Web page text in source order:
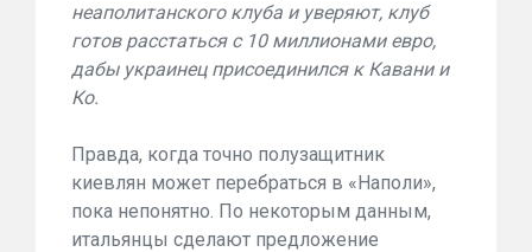
неаполитанского клуба и уверяют, клуб
готов расстаться с 10 миллионами евро,
дабы украинец присоединился к Кавани и
Ко.
Правда, когда точно полузащитник
киевлян может перебраться в «Наполи»,
пока непонятно. По некоторым данным,
итальянцы сделают предложение